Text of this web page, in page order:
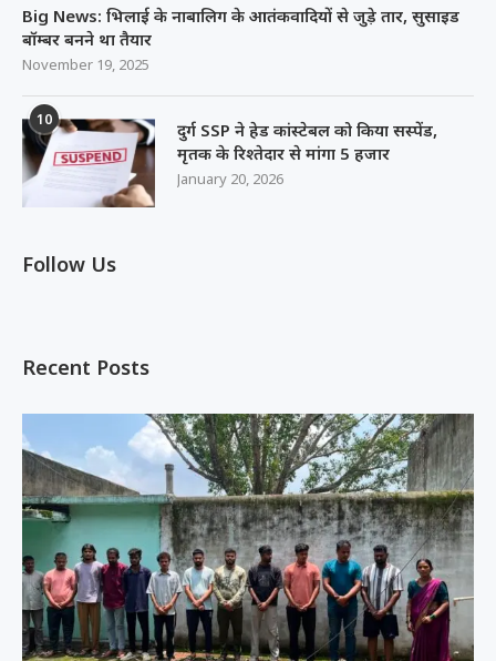
Big News: भिलाई के नाबालिग के आतंकवादियों से जुड़े तार, सुसाइड
बॉम्बर बनने था तैयार
November 19, 2025
10
दुर्ग SSP ने हेड कांस्टेबल को किया सस्पेंड,
मृतक के रिश्तेदार से मांगा 5 हजार
January 20, 2026
Follow Us
Recent Posts